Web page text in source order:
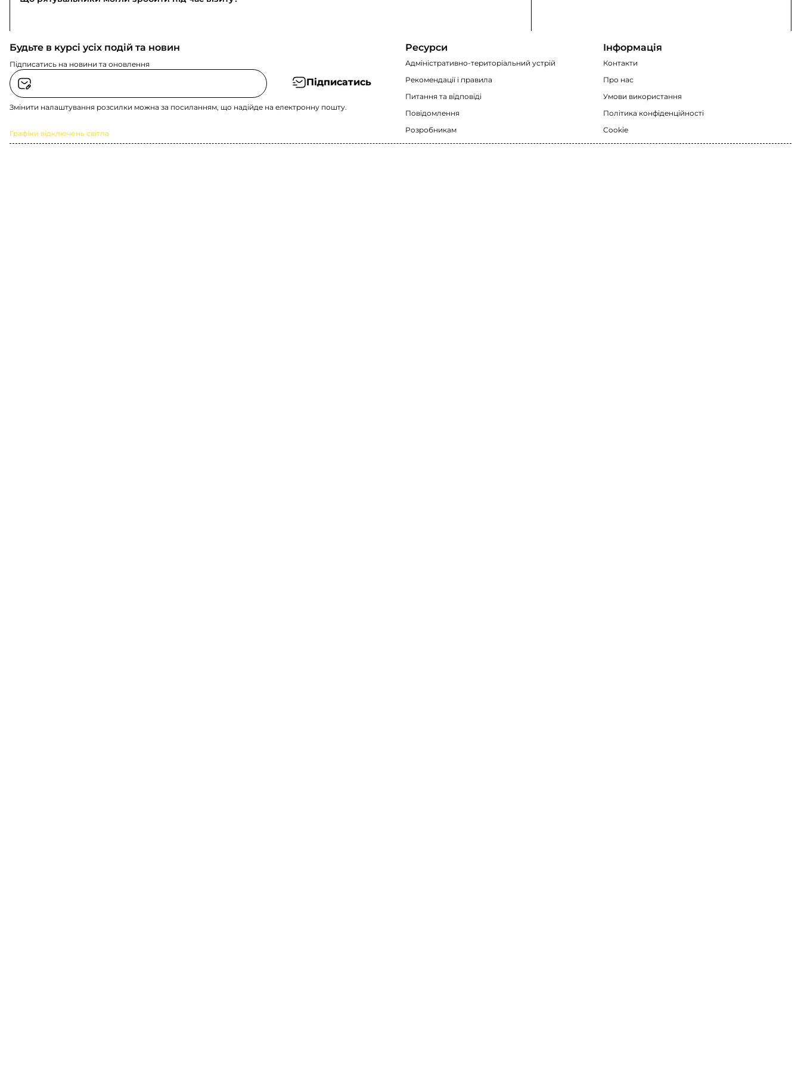
Будьте в курсі усіх подій та новин
Підписатись на новини та оновлення
Підписатись
Змінити налаштування розсилки можна за посиланням, що надійде на електронну пошту.
Графіки відключень світла
Ресурси
Адміністративно-територіальний устрій
Рекомендації i правила
Питання та відповіді
Повідомлення
Розробникам
Інформація
Контакти
Про нас
Умови використання
Політика конфіденційності
Cookie